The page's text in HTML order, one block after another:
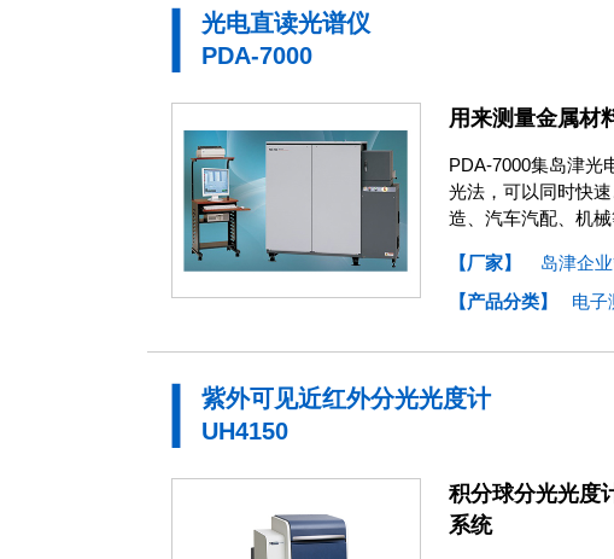
光电直读光谱仪
PDA-7000
用来测量金属材
PDA-7000集岛津光
光法，可以同时快
造、汽车汽配、机
【厂家】
岛津企
【产品分类】
电子
紫外可见近红外分光光度计
UH4150
积分球分光光度
系统